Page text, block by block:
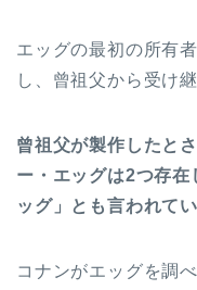
エッグの最初の所有
し、曾祖父から受け
曾祖父が製作したと
ー・エッグは2つ存
ッグ」とも言われて
コナンがエッグを調